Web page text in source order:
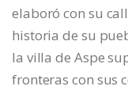
elaboró con su
historia de su
la villa de Aspe
fronteras con sus